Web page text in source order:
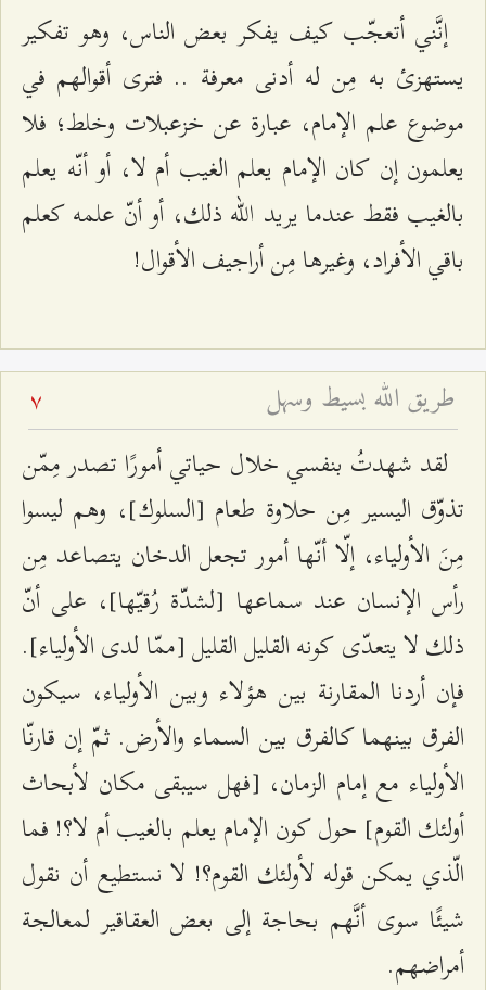
إنَّني أتعجّب كيف يفكر بعض الناس، وهو تفكير
يستهزئ به مِن له أدنى معرفة .. فترى أقوالهم في
موضوع علم الإمام، عبارة عن خزعبلات وخلط؛ فلا
يعلمون إن كان الإمام يعلم الغيب أم لا، أو أنّه يعلم
بالغيب فقط عندما يريد الله ذلك، أو أنّ علمه كعلم
باقي الأفراد، وغيرها مِن أراجيف الأقوال!
طريق الله بسيط وسهل 7
لقد شهدتُ بنفسي خلال حياتي أمورًا تصدر مِمّن
تذوّق اليسير مِن حلاوة طعام [السلوك]، وهم ليسوا
مِنَ الأولياء، إلّا أنّها أمور تجعل الدخان يتصاعد مِن
رأس الإنسان عند سماعها [لشدّة رُقيّها]، على أنّ
ذلك لا يتعدّى كونه القليل القليل [ممّا لدى الأولياء].
فإن أردنا المقارنة بين هؤلاء وبين الأولياء، سيكون
الفرق بينهما كالفرق بين السماء والأرض. ثمّ إن قارنّا
الأولياء مع إمام الزمان، [فهل سيبقى مكان لأبحاث
أولئك القوم] حول كون الإمام يعلم بالغيب أم لا؟! فما
الّذي يمكن قوله لأولئك القوم؟! لا نستطيع أن نقول
شيئًا سوى أنَّهم بحاجة إلى بعض العقاقير لمعالجة
أمراضهم.